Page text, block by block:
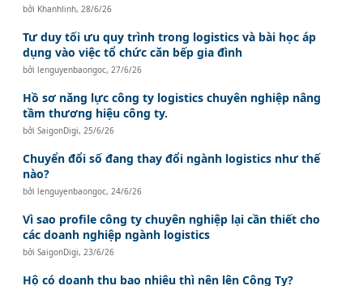
bởi Khanhlinh, 28/6/26
Tư duy tối ưu quy trình trong logistics và bài học áp
dụng vào việc tổ chức căn bếp gia đình
bởilenguyenbaongoc, 27/6/26
Hồ sơ năng lực công ty logistics chuyên nghiệp nâng
tầm thương hiệu công ty.
bởiSaigonDigi, 25/6/26
Chuyển đổi số đang thay đổi ngành logistics như thế
nào?
bởilenguyenbaongoc, 24/6/26
Vì sao profile công ty chuyên nghiệp lại cần thiết cho
các doanh nghiệp ngành logistics
bởiSaigonDigi, 23/6/26
Hộ có doanh thu bao nhiêu thì nên lên Công Ty?